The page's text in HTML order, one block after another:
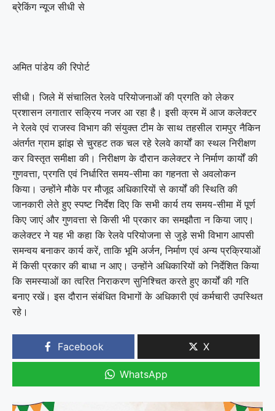
ब्रेकिंग न्यूज सीधी से
अमित पांडेय की रिपोर्ट
सीधी। जिले में संचालित रेलवे परियोजनाओं की प्रगति को लेकर
प्रशासन लगातार सक्रिय नजर आ रहा है। इसी क्रम में आज कलेक्टर
ने रेलवे एवं राजस्व विभाग की संयुक्त टीम के साथ तहसील रामपुर नैकिन
अंतर्गत ग्राम झांझ से चुरहट तक चल रहे रेलवे कार्यों का स्थल निरीक्षण
कर विस्तृत समीक्षा की। निरीक्षण के दौरान कलेक्टर ने निर्माण कार्यों की
गुणवत्ता, प्रगति एवं निर्धारित समय-सीमा का गहनता से अवलोकन
किया। उन्होंने मौके पर मौजूद अधिकारियों से कार्यों की स्थिति की
जानकारी लेते हुए स्पष्ट निर्देश दिए कि सभी कार्य तय समय-सीमा में पूर्ण
किए जाएं और गुणवत्ता से किसी भी प्रकार का समझौता न किया जाए।
कलेक्टर ने यह भी कहा कि रेलवे परियोजना से जुड़े सभी विभाग आपसी
समन्वय बनाकर कार्य करें, ताकि भूमि अर्जन, निर्माण एवं अन्य प्रक्रियाओं
में किसी प्रकार की बाधा न आए। उन्होंने अधिकारियों को निर्देशित किया
कि समस्याओं का त्वरित निराकरण सुनिश्चित करते हुए कार्यों की गति
बनाए रखें। इस दौरान संबंधित विभागों के अधिकारी एवं कर्मचारी उपस्थित
रहे।
Facebook X
WhatsApp